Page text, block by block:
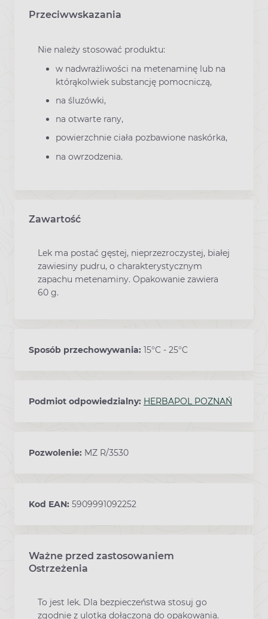
Przeciwwskazania
Nie należy stosować produktu:
w nadwrażliwości na metenaminę lub na
którąkolwiek substancję pomocniczą,
na śluzówki,
na otwarte rany,
powierzchnie ciała pozbawione naskórka,
na owrzodzenia.
Zawartość
Lek ma postać gęstej, nieprzezroczystej, białej
zawiesiny pudru, o charakterystycznym
zapachu metenaminy. Opakowanie zawiera
60 g.
Sposób przechowywania: 15°C - 25°C
Podmiot odpowiedzialny: HERBAPOL POZNAŃ
Pozwolenie: MZ R/3530
Kod EAN: 5909991092252
Ważne przed zastosowaniem
Ostrzeżenia
To jest lek. Dla bezpieczeństwa stosuj go
zgodnie z ulotką dołączoną do opakowania.